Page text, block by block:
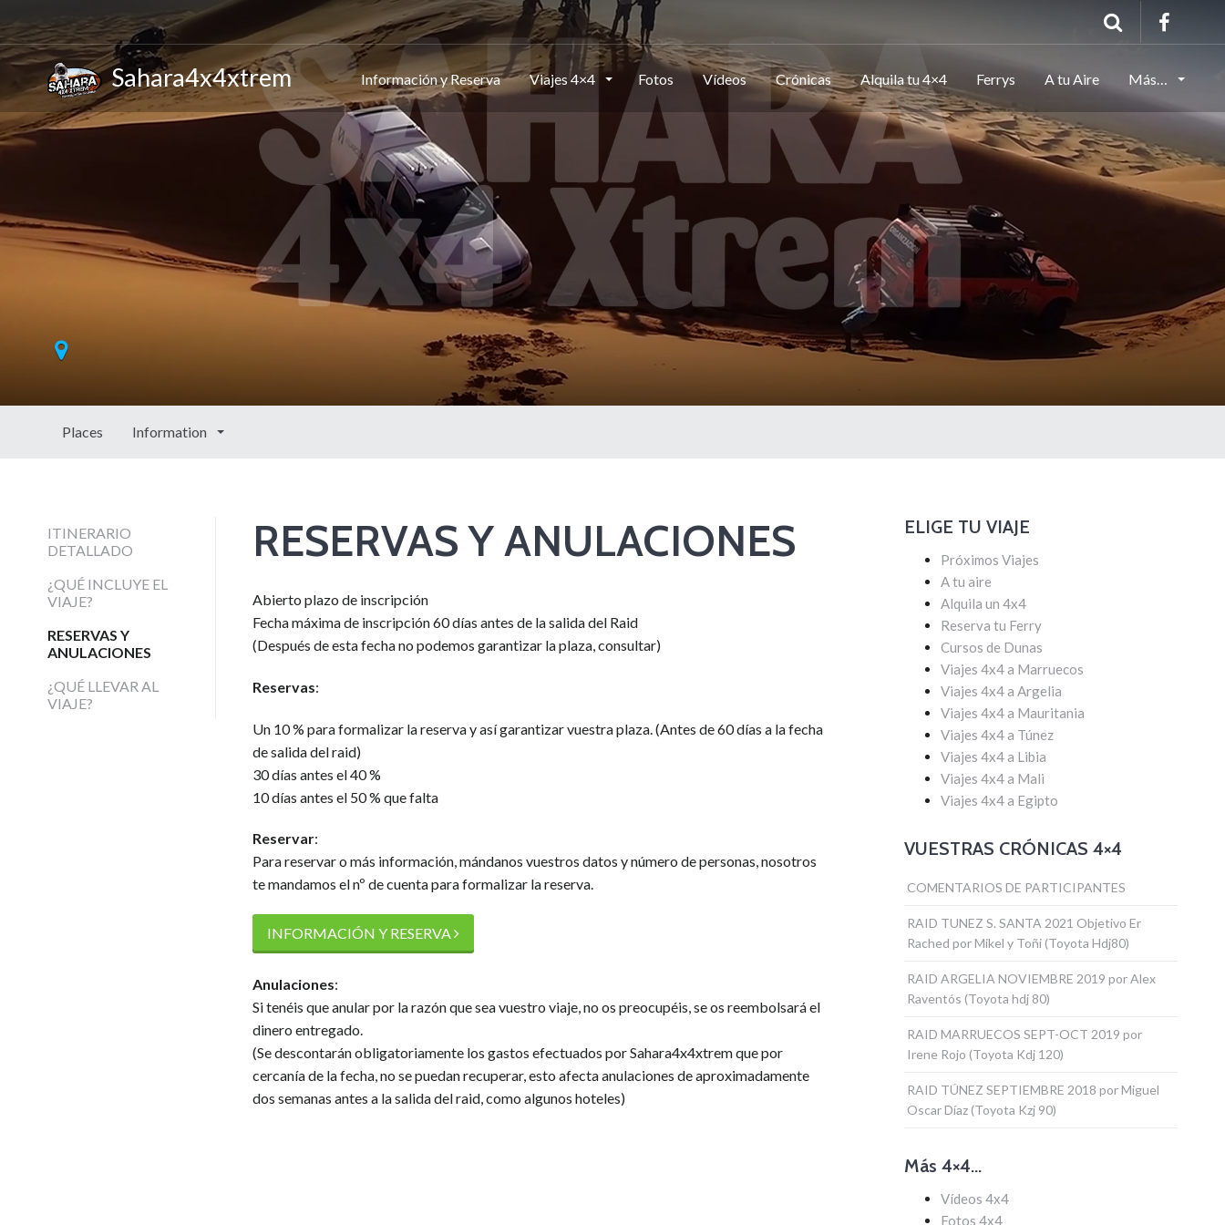
Sahara4x4xtrem Información y Reserva Viajes 4×4 Fotos Vídeos Crónicas Alquila tu 4×4 Ferrys A tu Aire Más…
Places Information
ITINERARIO
DETALLADO
¿QUÉ INCLUYE EL
VIAJE?
RESERVAS Y
ANULACIONES
¿QUÉ LLEVAR AL
VIAJE?
RESERVAS Y ANULACIONES
Abierto plazo de inscripción
Fecha máxima de inscripción 60 días antes de la salida del Raid
(Después de esta fecha no podemos garantizar la plaza, consultar)
Reservas:
Un 10 % para formalizar la reserva y así garantizar vuestra plaza. (Antes de 60 días a la fecha
de salida del raid)
30 días antes el 40 %
10 días antes el 50 % que falta
Reservar:
Para reservar o más información, mándanos vuestros datos y número de personas, nosotros
te mandamos el nº de cuenta para formalizar la reserva.
INFORMACIÓN Y RESERVA
Anulaciones:
Si tenéis que anular por la razón que sea vuestro viaje, no os preocupéis, se os reembolsará el
dinero entregado.
(Se descontarán obligatoriamente los gastos efectuados por Sahara4x4xtrem que por
cercanía de la fecha, no se puedan recuperar, esto afecta anulaciones de aproximadamente
dos semanas antes a la salida del raid, como algunos hoteles)
ELIGE TU VIAJE
Próximos Viajes
A tu aire
Alquila un 4x4
Reserva tu Ferry
Cursos de Dunas
Viajes 4x4 a Marruecos
Viajes 4x4 a Argelia
Viajes 4x4 a Mauritania
Viajes 4x4 a Túnez
Viajes 4x4 a Libia
Viajes 4x4 a Mali
Viajes 4x4 a Egipto
VUESTRAS CRÓNICAS 4×4
COMENTARIOS DE PARTICIPANTES
RAID TUNEZ S. SANTA 2021 Objetivo Er
Rached por Mikel y Toñi (Toyota Hdj80)
RAID ARGELIA NOVIEMBRE 2019 por Alex
Raventós (Toyota hdj 80)
RAID MARRUECOS SEPT-OCT 2019 por
Irene Rojo (Toyota Kdj 120)
RAID TÚNEZ SEPTIEMBRE 2018 por Miguel
Oscar Díaz (Toyota Kzj 90)
Más 4×4…
Vídeos 4x4
Fotos 4x4